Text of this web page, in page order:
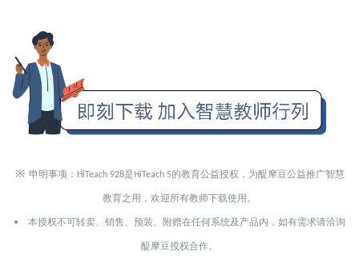
※ 申明事项： HiTeach 928是 HiTeach 5的教育公益授权，为醍摩豆公益推广智慧
教育之用，欢迎所有教师下载使用。
• 本授权不可转卖、销售、预装、附赠在任何系统及产品内，如有需求请洽询
醍摩豆授权合作。